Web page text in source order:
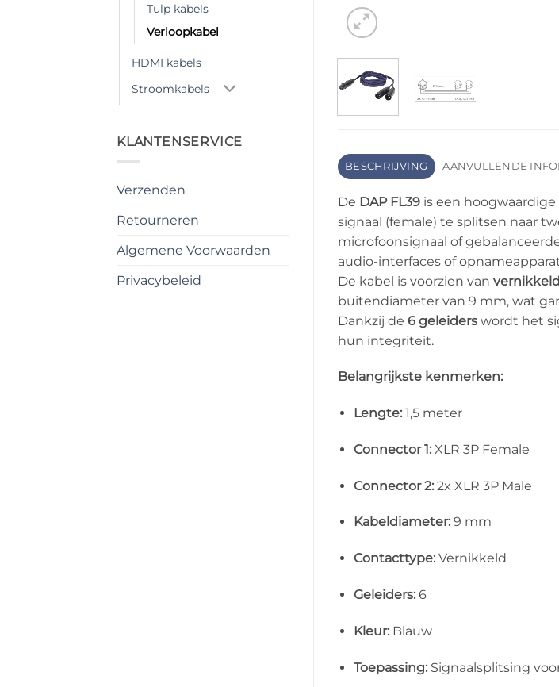
Tulp kabels
Verloopkabel
HDMI kabels
Stroomkabels
KLANTENSERVICE
Verzenden
Retourneren
Algemene Voorwaarden
Privacybeleid
BESCHRIJVING AANVULLENDE
De DAP FL39is een hoogwaardige
signaal (female) te splitsen naar
microfoonsignaal of
audio-interfaces of
De kabel is voorzien van
buitendiameter van 9 mm, wat
Dankzij de 6 geleiderswordt het
hun integriteit.
Belangrijkste kenmerken:
Lengte: 1,5 meter
Connector 1: XLR 3P Female
Connector 2: 2x XLR 3P Male
Kabeldiameter: 9 mm
Contacttype: Vernikkeld
Geleiders: 6
Kleur: Blauw
Toepassing: Signaalsplitsing